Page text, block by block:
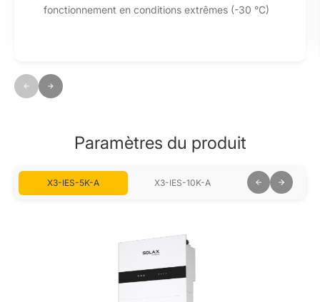
fonctionnement en conditions extrêmes (-30 °C)
Paramètres du produit
X3-IES-5K-A X3-IES-10K-A X3-IES-15K-A